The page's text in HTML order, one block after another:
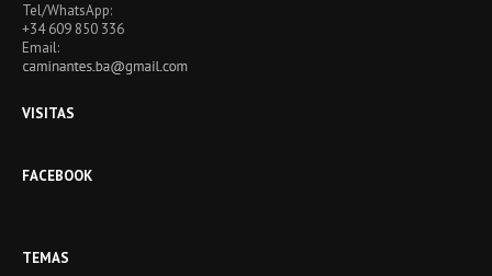
Tel/WhatsApp:
+34 609 850 336
Email:
VISITAS
FACEBOOK
TEMAS